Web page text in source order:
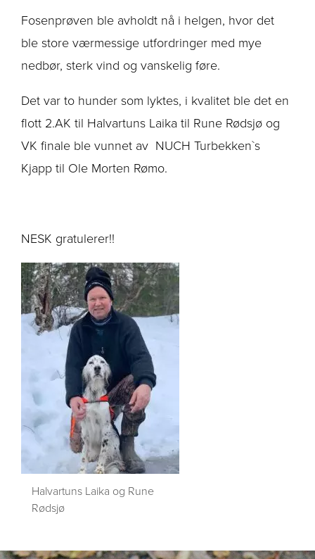
Fosenprøven ble avholdt nå i helgen, hvor det
ble store værmessige utfordringer med mye
nedbør, sterk vind og vanskelig føre.
Det var to hunder som lyktes, i kvalitet ble det en
flott 2.AK til Halvartuns Laika til Rune Rødsjø og
VK finale ble vunnet av NUCH Turbekken`s
Kjapp til Ole Morten Rømo.
NESK gratulerer!!
Halvartuns Laika og Rune
Rødsjø